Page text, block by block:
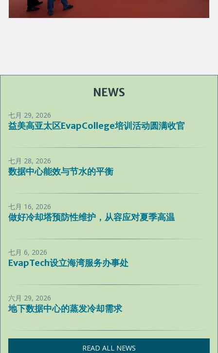
NEWS
七月 29, 2026
益美高亚太区EvapCollege培训活动圆满收官
七月 28, 2026
数据中心能效与节水的平衡
七月 16, 2026
做好冷却塔预防性维护，从容应对夏季高温
七月 6, 2026
EvapTech设立海湾服务办事处
六月 29, 2026
地下数据中心的蒸发冷却需求
READ ALL NEWS